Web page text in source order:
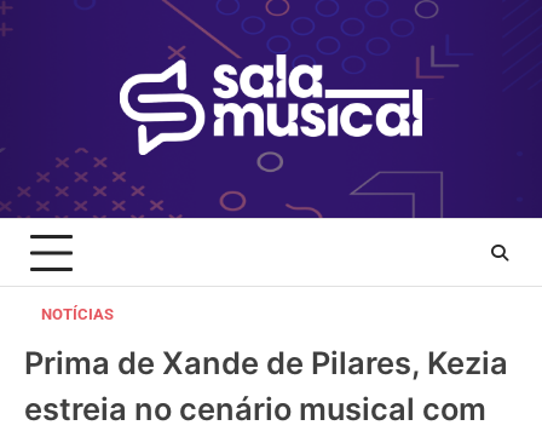
Skip
to
NOTÍCIAS
Prima de Xande de Pilares, Kezia
estreia no cenário musical com